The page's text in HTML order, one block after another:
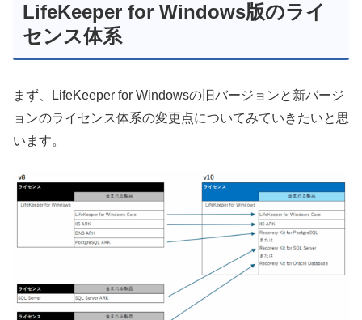
LifeKeeper for Windows版のライ
センス体系
まず、LifeKeeper for Windowsの旧バージョンと新バージ
ョンのライセンス体系の変更点についてみていきたいと思
います。